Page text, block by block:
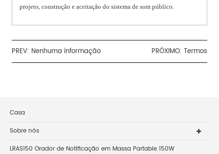
projeto, construção e aceitação do sistema de som público.
PREV: Nenhuma informação PRÓXIMO: Termos
Casa
Sobre nós
LRAS150 Orador de Notificação em Massa Partable 150W